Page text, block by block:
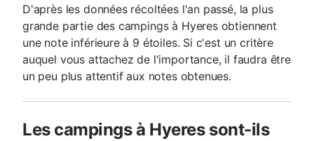
D'après les données récoltées l'an passé, la plus
grande partie des campings à Hyeres obtiennent
une note inférieure à 9 étoiles. Si c'est un critère
auquel vous attachez de l'importance, il faudra être
un peu plus attentif aux notes obtenues.
Les campings à Hyeres sont-ils